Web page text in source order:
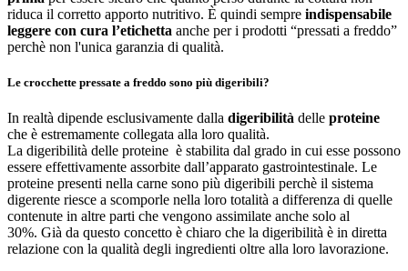
riduca il corretto apporto nutritivo. È quindi sempre indispensabile
leggere con cura l’etichetta anche per i prodotti “pressati a freddo”
perchè non l'unica garanzia di qualità.
Le crocchette pressate a freddo sono più digeribili?
In realtà dipende esclusivamente dalla digeribilità delle proteine
che è estremamente collegata alla loro qualità.
La digeribilità delle proteine è stabilita dal grado in cui esse possono
essere effettivamente assorbite dall’apparato gastrointestinale. Le
proteine presenti nella carne sono più digeribili perchè il sistema
digerente riesce a scomporle nella loro totalità a differenza di quelle
contenute in altre parti che vengono assimilate anche solo al
30%. Già da questo concetto è chiaro che la digeribilità è in diretta
relazione con la qualità degli ingredienti oltre alla loro lavorazione.